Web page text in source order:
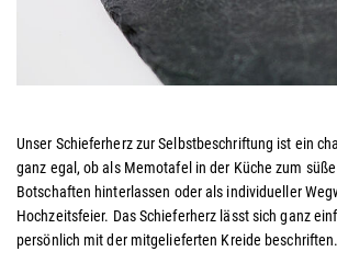
Unser Schieferherz zur Selbstbeschriftung ist ein
ganz egal, ob als Memotafel in der Küche zum
Botschaften hinterlassen oder als individueller
Hochzeitsfeier. Das Schieferherz lässt sich ganz
persönlich mit der mitgelieferten Kreide beschriften.